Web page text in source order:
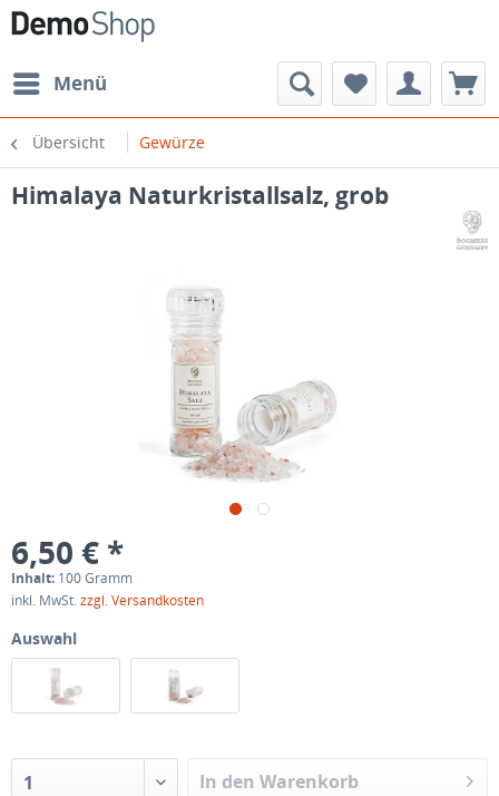
Menü
Übersicht Gewürze
Himalaya Naturkristallsalz, grob
6,50 € *
Inhalt: 100 Gramm
inkl. MwSt.zzgl. Versandkosten
Auswahl
1 In den Warenkorb